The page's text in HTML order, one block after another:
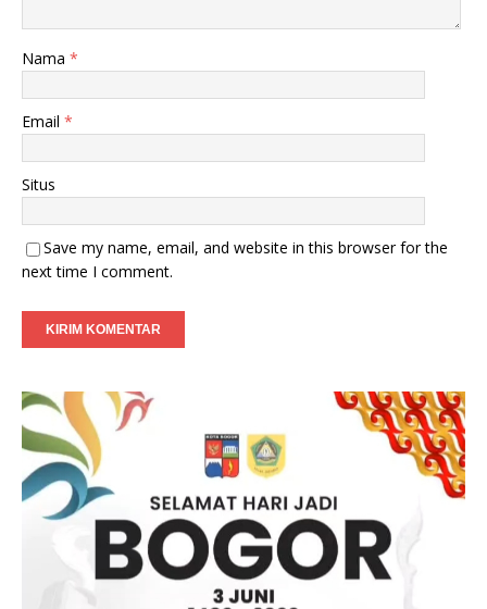
Nama *
Email *
Situs
Save my name, email, and website in this browser for the
next time I comment.